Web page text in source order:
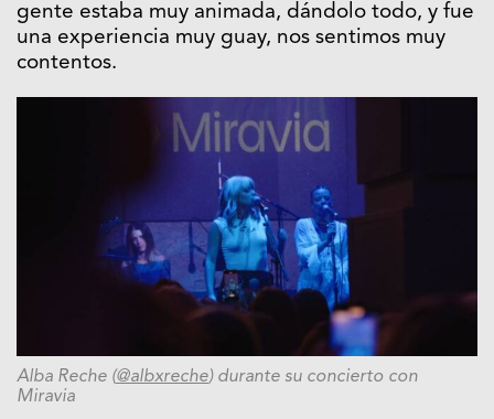
gente estaba muy animada, dándolo todo, y fue
una experiencia muy guay, nos sentimos muy
contentos.
Alba Reche (@albxreche) durante su concierto con
Miravia